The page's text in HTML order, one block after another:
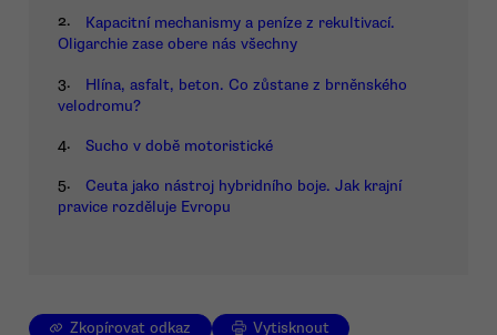
2.
Kapacitní mechanismy a peníze z rekultivací.
Oligarchie zase obere nás všechny
3.
Hlína, asfalt, beton. Co zůstane z brněnského
velodromu?
4. Sucho v době motoristické
5.
Ceuta jako nástroj hybridního boje. Jak krajní
pravice rozděluje Evropu
Zkopírovat odkaz Vytisknout